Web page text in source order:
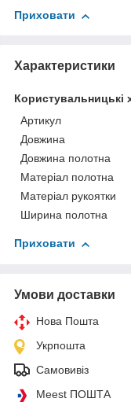
Приховати
Характеристики
Користувальницькі
Артикул
Довжина
Довжина полотна
Матеріал полотна
Матеріал рукоятки
Ширина полотна
Приховати
Умови доставки
Нова Пошта
Укрпошта
Самовивіз
Meest ПОШТА